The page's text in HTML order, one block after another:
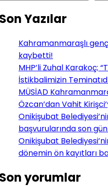
Yazılar
Kahramanmaraşlı
kaybetti!
MHP’li Zuhal Karakoç;
İstikbalimizin
MÜSİAD
Özcan’dan Vahit
Onikişubat
başvurularında son
Onikişubat
dönemin ön kayıtları
yorumlar